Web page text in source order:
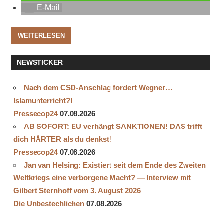
E-Mail
WEITERLESEN
NEWSTICKER
Nach dem CSD-Anschlag fordert Wegner…
Islamunterricht?!
Pressecop24 07.08.2026
AB SOFORT: EU verhängt SANKTIONEN! DAS trifft
dich HÄRTER als du denkst!
Pressecop24 07.08.2026
Jan van Helsing: Existiert seit dem Ende des Zweiten
Weltkriegs eine verborgene Macht? — Interview mit
Gilbert Sternhoff vom 3. August 2026
Die Unbestechlichen 07.08.2026